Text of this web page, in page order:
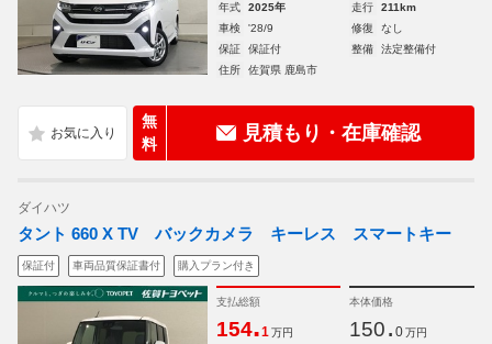
年式 2025年 走行
211km
車検
'28/9 修復
なし
保証
保証付 整備
法定整備付
住所
佐賀県 鹿島市
無
料
見積もり・在庫確認
ダイハツ
タント 660 X TV バックカメラ キーレス スマートキー
保証付 車両品質保証書付 購入プラン付き
支払総額
154.1 万円
本体価格
150. 0 万円